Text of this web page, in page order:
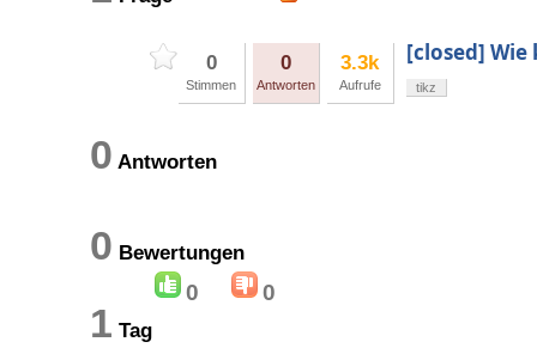
0
Stimmen
0
Antworten
3.3k
Aufrufe
[closed]
tikz
0 Antworten
0 Bewertungen
0 0
1 Tag